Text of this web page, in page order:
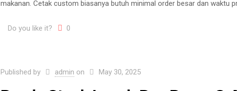
makanan. Cetak custom biasanya butuh minimal order besar dan waktu
Do you like it? 0
Published by admin on May 30, 2025